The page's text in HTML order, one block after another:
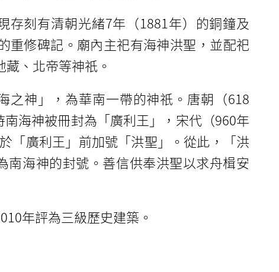
存刻有清朝光緒7年（1881年）的銅鐘及
重修碑記。廟內主祀有海神洪聖，並配祀
、北帝等神祇。
之神」，為華南一帶的神祇。唐朝（618
海神被冊封為「廣利王」，宋代（960年
「廣利王」前加號「洪聖」。從此，「洪
南海神的封號。善信供奉洪聖以求舟楫安
年評為三級歷史建築。